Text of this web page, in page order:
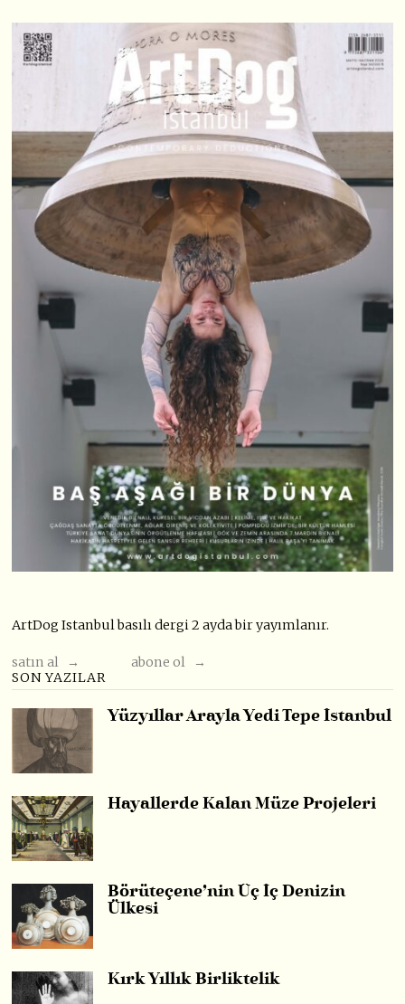
ArtDog Istanbul basılı dergi 2 ayda bir yayımlanır.
satın al →
abone ol →
SON YAZILAR
Yüzyıllar Arayla Yedi Tepe İstanbul
Hayallerde Kalan Müze Projeleri
Börüteçene’nin Üç İç Denizin
Ülkesi
Kırk Yıllık Birliktelik